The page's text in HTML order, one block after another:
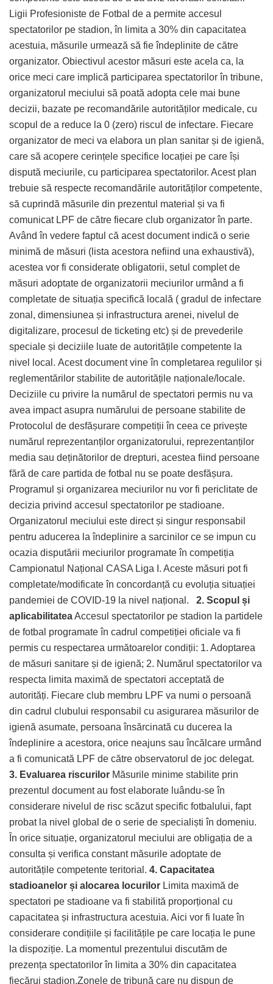
Ligii Profesioniste de Fotbal de a permite accesul
spectatorilor pe stadion, în limita a 30% din capacitatea
acestuia, măsurile urmează să fie îndeplinite de către
organizator. Obiectivul acestor măsuri este acela ca, la
orice meci care implică participarea spectatorilor în tribune,
organizatorul meciului să poată adopta cele mai bune
decizii, bazate pe recomandările autorităților medicale, cu
scopul de a reduce la 0 (zero) riscul de infectare. Fiecare
organizator de meci va elabora un plan sanitar și de igienă,
care să acopere cerințele specifice locației pe care își
dispută meciurile, cu participarea spectatorilor. Acest plan
trebuie să respecte recomandările autorităților competente,
să cuprindă măsurile din prezentul material și va fi
comunicat LPF de către fiecare club organizator în parte.
Având în vedere faptul că acest document indică o serie
minimă de măsuri (lista acestora nefiind una exhaustivă),
acestea vor fi considerate obligatorii, setul complet de
măsuri adoptate de organizatorii meciurilor urmând a fi
completate de situația specifică locală ( gradul de infectare
zonal, dimensiunea și infrastructura arenei, nivelul de
digitalizare, procesul de ticketing etc) și de prevederile
speciale și deciziile luate de autoritățile competente la
nivel local. Acest document vine în completarea regulilor și
reglementărilor stabilite de autoritățile naționale/locale.
Deciziile cu privire la numărul de spectatori permis nu va
avea impact asupra numărului de persoane stabilite de
Protocolul de desfășurare competiții în ceea ce privește
numărul reprezentanților organizatorului, reprezentanților
media sau deținătorilor de drepturi, acestea fiind persoane
fără de care partida de fotbal nu se poate desfășura.
Programul și organizarea meciurilor nu vor fi periclitate de
decizia privind accesul spectatorilor pe stadioane.
Organizatorul meciului este direct și singur responsabil
pentru aducerea la îndeplinire a sarcinilor ce se impun cu
ocazia disputării meciurilor programate în competiția
Campionatul Național CASA Liga I. Aceste măsuri pot fi
completate/modificate în concordanță cu evoluția situației
pandemiei de COVID-19 la nivel național. 2. Scopul și
aplicabilitateaAccesul spectatorilor pe stadion la partidele
de fotbal programate în cadrul competiției oficiale va fi
permis cu respectarea următoarelor condiții: 1. Adoptarea
de măsuri sanitare și de igienă; 2. Numărul spectatorilor va
respecta limita maximă de spectatori acceptată de
autorități. Fiecare club membru LPF va numi o persoană
din cadrul clubului responsabil cu asigurarea măsurilor de
igienă asumate, persoana însărcinată cu ducerea la
îndeplinire a acestora, orice neajuns sau încălcare urmând
a fi comunicată LPF de către observatorul de joc delegat.
3. Evaluarea riscurilor Măsurile minime stabilite prin
prezentul document au fost elaborate luându-se în
considerare nivelul de risc scăzut specific fotbalului, fapt
probat la nivel global de o serie de specialiști în domeniu.
În orice situație, organizatorul meciului are obligația de a
consulta și verifica constant măsurile adoptate de
autoritățile competente teritorial. 4. Capacitatea
stadioanelor și alocarea locurilor Limita maximă de
spectatori pe stadioane va fi stabilită proporțional cu
capacitatea și infrastructura acestuia. Aici vor fi luate în
considerare condițiile și facilitățile pe care locația le pune
la dispoziție. La momentul prezentului discutăm de
prezența spectatorilor în limita a 30% din capacitatea
fiecărui stadion.Zonele de tribună care nu dispun de